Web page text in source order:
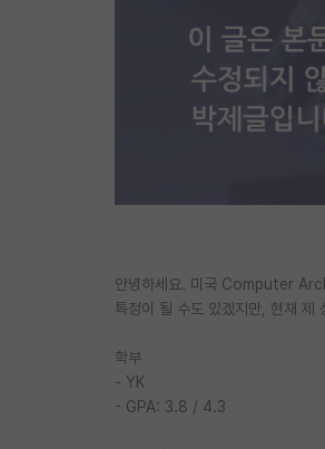
안녕하세요. 미국 Computer
특정이 될 수도 있겠지만, 현재 제
학부
- YK
- GPA: 3.8 / 4.3